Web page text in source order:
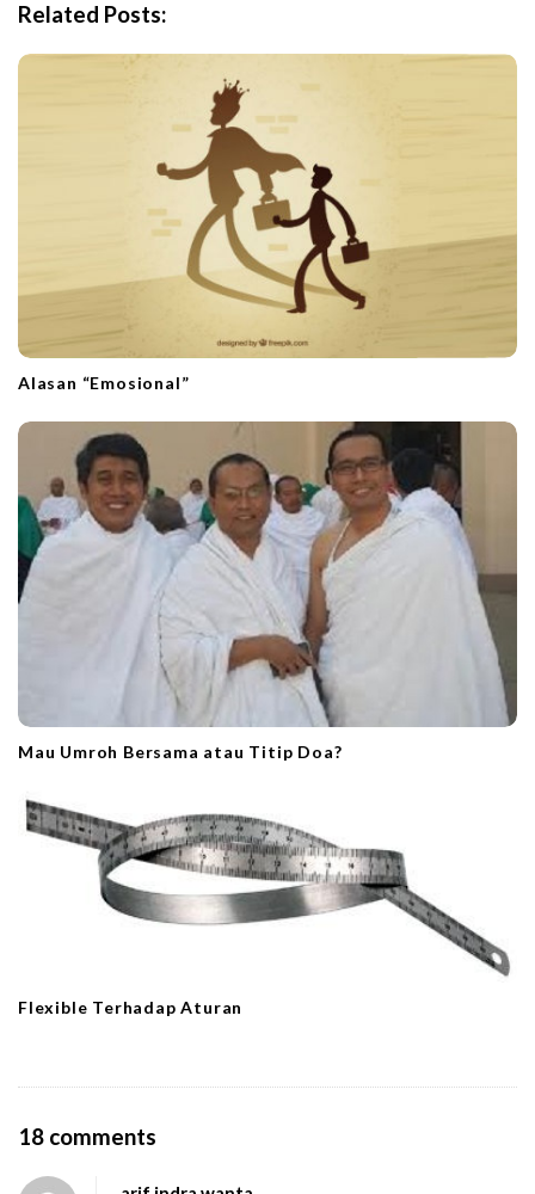
Related Posts:
Alasan “Emosional”
Mau Umroh Bersama atau Titip Doa?
Flexible Terhadap Aturan
18 comments